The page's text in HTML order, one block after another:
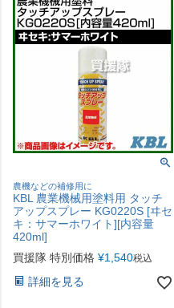
農機などの補修用に
KBL 農業機械用塗料用 タッチ
アップスプレー KG0220S [ヰセ
キ：サマーホワイト][内容量
420ml]
買援隊 特別価格 ¥1,540税込
詳細を見る